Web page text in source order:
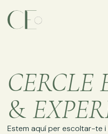
CERCLE
&
Estem aquí per escoltar-te